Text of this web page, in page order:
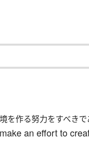
を作る努力をすべきで
an effort to